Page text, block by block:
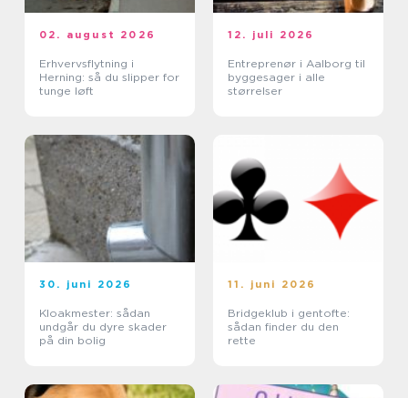
02. august 2026
Erhvervsflytning i
Herning: så du slipper for
tunge løft
12. juli 2026
Entreprenør i Aalborg til
byggesager i alle
størrelser
30. juni 2026
Kloakmester: sådan
undgår du dyre skader
på din bolig
11. juni 2026
Bridgeklub i gentofte:
sådan finder du den
rette